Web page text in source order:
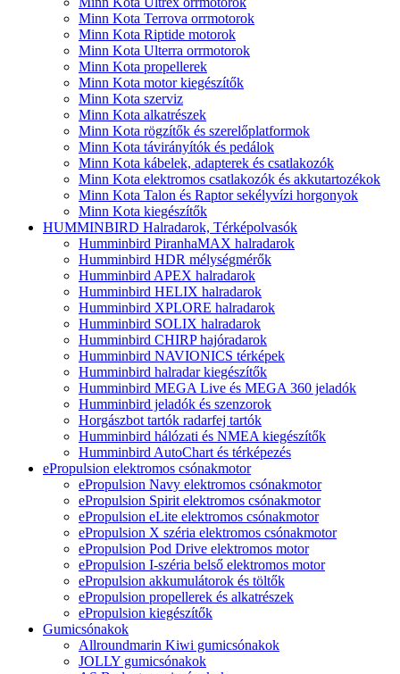
Minn Kota Terrova orrmotorok
Minn Kota Riptide motorok
Minn Kota Ulterra orrmotorok
Minn Kota propellerek
Minn Kota motor kiegészítők
Minn Kota szerviz
Minn Kota alkatrészek
Minn Kota rögzítők és szerelőplatformok
Minn Kota távirányítók és pedálok
Minn Kota kábelek, adapterek és csatlakozók
Minn Kota elektromos csatlakozók és akkutartozékok
Minn Kota Talon és Raptor sekélyvízi horgonyok
Minn Kota kiegészítők
HUMMINBIRD Halradarok, Térképolvasók
Humminbird PiranhaMAX halradarok
Humminbird HDR mélységmérők
Humminbird APEX halradarok
Humminbird HELIX halradarok
Humminbird XPLORE halradarok
Humminbird SOLIX halradarok
Humminbird CHIRP hajóradarok
Humminbird NAVIONICS térképek
Humminbird halradar kiegészítők
Humminbird MEGA Live és MEGA 360 jeladók
Humminbird jeladók és szenzorok
Horgászbot tartók radarfej tartók
Humminbird hálózati és NMEA kiegészítők
Humminbird AutoChart és térképezés
ePropulsion elektromos csónakmotor
ePropulsion Navy elektromos csónakmotor
ePropulsion Spirit elektromos csónakmotor
ePropulsion eLite elektromos csónakmotor
ePropulsion X széria elektromos csónakmotor
ePropulsion Pod Drive elektromos motor
ePropulsion I-széria belső elektromos motor
ePropulsion akkumulátorok és töltők
ePropulsion propellerek és alkatrészek
ePropulsion kiegészítők
Gumicsónakok
Allroundmarin Kiwi gumicsónakok
JOLLY gumicsónakok